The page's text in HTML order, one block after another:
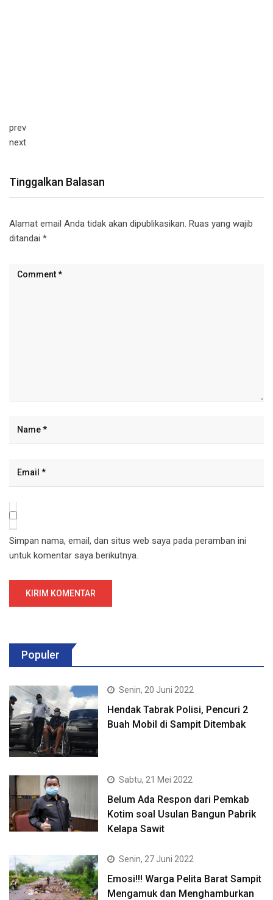
prev
next
Tinggalkan Balasan
Alamat email Anda tidak akan dipublikasikan. Ruas yang wajib
ditandai *
Simpan nama, email, dan situs web saya pada peramban ini
untuk komentar saya berikutnya.
Populer
Senin, 20 Juni 2022
Hendak Tabrak Polisi, Pencuri 2
Buah Mobil di Sampit Ditembak
Sabtu, 21 Mei 2022
Belum Ada Respon dari Pemkab
Kotim soal Usulan Bangun Pabrik
Kelapa Sawit
Senin, 27 Juni 2022
Emosi!!! Warga Pelita Barat Sampit
Mengamuk dan Menghamburkan